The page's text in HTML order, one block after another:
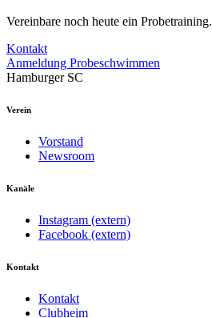
Vereinbare noch heute ein Probetraining.
Kontakt
Anmeldung Probeschwimmen
Hamburger SC
Verein
Vorstand
Newsroom
Kanäle
Instagram (extern)
Facebook (extern)
Kontakt
Kontakt
Clubheim